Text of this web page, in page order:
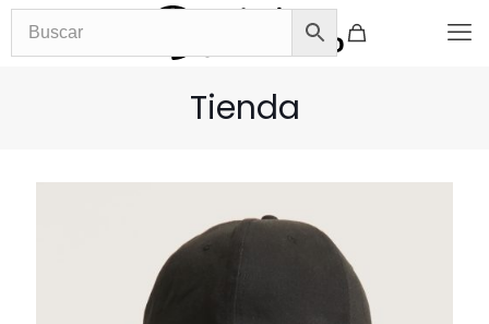
Tienda